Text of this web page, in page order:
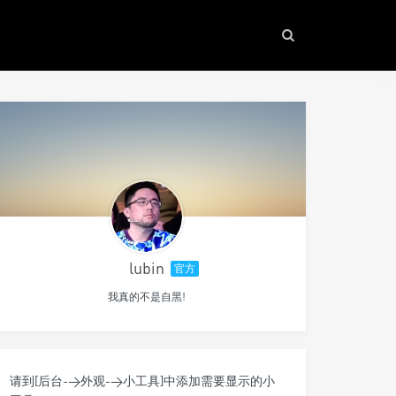
lubin 官方
我真的不是自黑!
请到[后台->外观->小工具]中添加需要显示的小